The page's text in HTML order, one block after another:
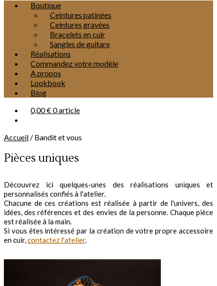
Boutique
Ceintures patinées
Ceintures gravées
Bracelets en cuir
Sangles de guitare
Réalisations
Commandez votre modèle
A propos
Lookbook
Blog
0,00 €0 article
Accueil / Bandit et vous
Pièces uniques
Découvrez ici quelques-unes des réalisations uniques et
personnalisés confiés à l'atelier.
Chacune de ces créations est réalisée à partir de l'univers, des
idées, des références et des envies de la personne. Chaque pièce
est réalisée à la main.
Si vous êtes intéressé par la création de votre propre accessoire
en cuir,contactez l'atelier.